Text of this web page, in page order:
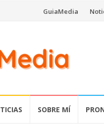
Saltar
contenido
GuiaMedia
SOBRE MÍ